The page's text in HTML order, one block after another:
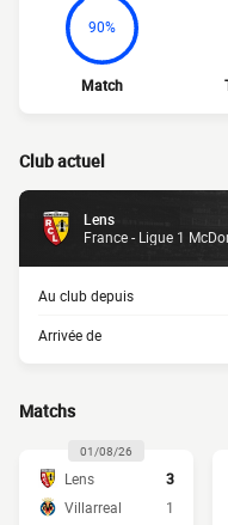
90%
Match
Club actuel
Lens
France - Ligue 1
Au club depuis
Arrivée de
Matchs
01/08/26
Lens
3
Villarreal
1